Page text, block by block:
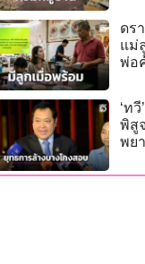
ดร
แม่
พ่อ
‘ท
พิสู
พย